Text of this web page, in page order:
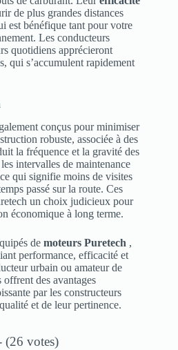
de plus grandes distances
est bénéfique tant pour votre
Les conducteurs
quotidiens apprécieront
qui s’accumulent rapidement
conçus pour minimiser
robuste, associée à des
la fréquence et la gravité des
intervalles de maintenance
qui signifie moins de visites
passé sur la route. Ces
un choix judicieux pour
économique à long terme.
de moteurs Puretech ,
performance, efficacité et
urbain ou amateur de
offrent des avantages
par les constructeurs
et de leur pertinence.
(26 votes)